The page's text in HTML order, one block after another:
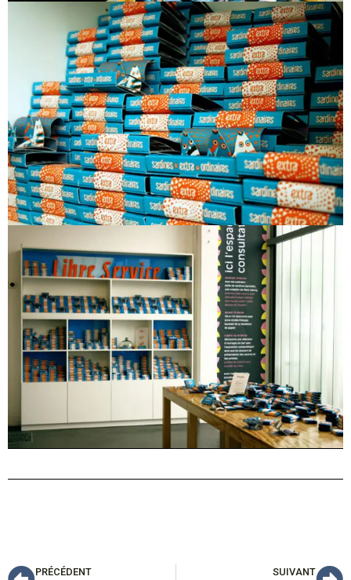
PRÉCÉDENT SUIVANT